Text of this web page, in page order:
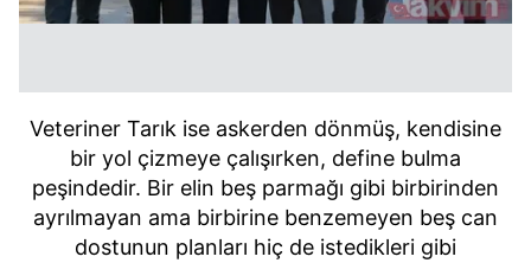
Veteriner Tarık ise askerden dönmüş, kendisine
bir yol çizmeye çalışırken, define bulma
peşindedir. Bir elin beş parmağı gibi birbirinden
ayrılmayan ama birbirine benzemeyen beş can
dostunun planları hiç de istedikleri gibi